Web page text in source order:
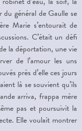
général de Gaulle se
Marie s’entourait de
C’était un défi
la déportation, une vie
de l’amour les uns
près d’elle ces jours
là se souvient qu’ils
arriva, frappa mère
pas et poursuivit la
Elle voulait montrer